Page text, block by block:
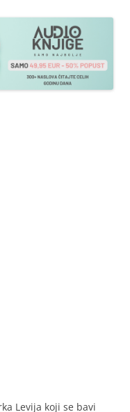
Levija koji se bavi